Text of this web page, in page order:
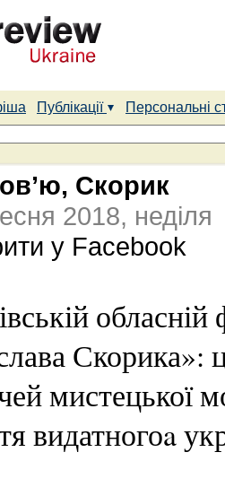
Публікації
Персональні
Скорик
2018, неділя
у Facebook
Скорика»:
мистецької
видатногоa